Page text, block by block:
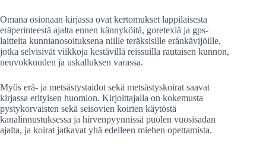
Omana osionaan kirjassa ovat kertomukset lappilaisesta
eräperinteestä ajalta ennen kännyköitä, goretexiä ja gps-
laitteita kunnianosoituksena niille teräksisille eränkävijöille,
jotka selvisivät viikkoja kestävillä reissuilla rautaisen kunnon,
neuvokkuuden ja uskalluksen varassa.
Myös erä- ja metsästystaidot sekä metsästyskoirat saavat
kirjassa erityisen huomion. Kirjoittajalla on kokemusta
pystykorvaisten sekä seisovien koirien käytöstä
kanalinnustuksessa ja hirvenpyynnissä puolen vuosisadan
ajalta, ja koirat jatkavat yhä edelleen miehen opettamista.